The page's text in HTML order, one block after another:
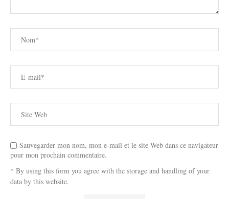
Sauvegarder mon nom, mon e-mail et le site Web dans ce navigateur
pour mon prochain commentaire.
* By using this form you agree with the storage and handling of your
data by this website.